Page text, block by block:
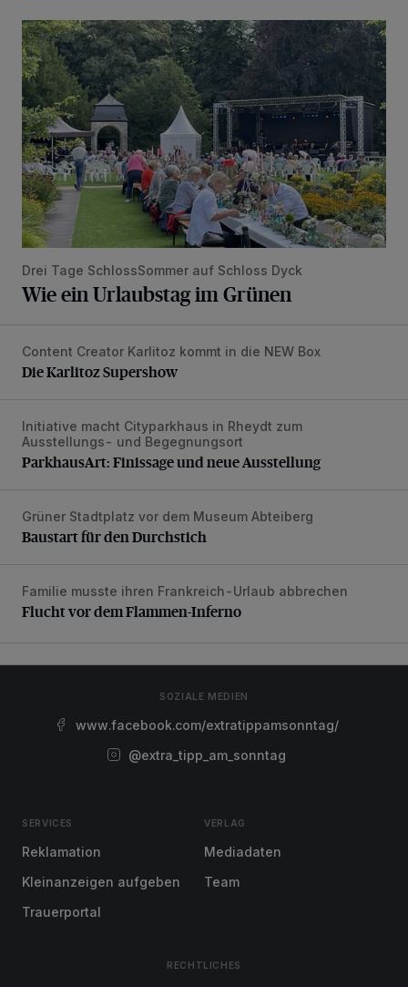
Wie ein Urlaubstag im Grünen
Drei Tage SchlossSommer auf Schloss Dyck
Wie ein Urlaubstag im Grünen
Die Karlitoz Supershow
Content Creator Karlitoz kommt in die NEW Box
Die Karlitoz Supershow
ParkhausArt: Finissage und neue Ausstellung
Initiative macht Cityparkhaus in Rheydt zum
Ausstellungs- und Begegnungsort
ParkhausArt: Finissage und neue Ausstellung
Baustart für den Durchstich
Grüner Stadtplatz vor dem Museum Abteiberg
Baustart für den Durchstich
Flucht vor dem Flammen-Inferno
Familie musste ihren Frankreich-Urlaub abbrechen
Flucht vor dem Flammen-Inferno
SOZIALE MEDIEN
www.facebook.com/extratippamsonntag/
@extra_tipp_am_sonntag
SERVICES
Reklamation
Kleinanzeigen aufgeben
Trauerportal
VERLAG
Mediadaten
Team
RECHTLICHES